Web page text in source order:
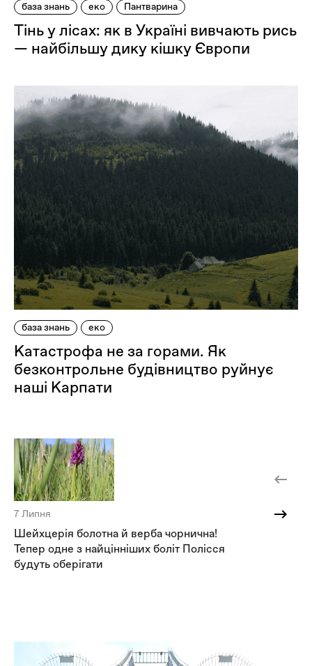
Оплата та доставка
Повернення та обмін
Публічна оферта
КРЕЗЮМЕ
Про сервіс
база знань еко Пантварина
Тінь у лісах: як в Україні вивчають рись
— найбільшу дику кішку Європи
база знань еко
Катастрофа не за горами. Як
безконтрольне будівництво руйнує
наші Карпати
7 Липня
Шейхцерія болотна й верба чорнична!
Тепер одне з найцінніших боліт Полісся
будуть оберігати